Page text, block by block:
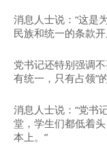
消息人士说：“这是
民族和统一的条款
党书记还特别强调
有统一，只有占领”
消息人士说：“党书
堂，学生们都低着
本上。”